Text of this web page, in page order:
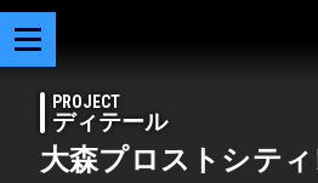
PROJECT
ディテール
大森プロストシテ